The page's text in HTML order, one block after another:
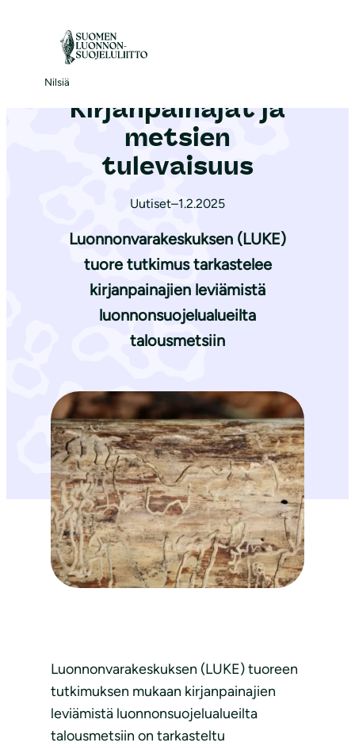
Nilsiä
Etusivu|Ajankohtaista
Kirjanpainajat ja
metsien
tulevaisuus
Uutiset–1.2.2025
Luonnonvarakeskuksen (LUKE)
tuore tutkimus tarkastelee
kirjanpainajien leviämistä
luonnonsuojelualueilta
talousmetsiin
Luonnonvarakeskuksen (LUKE) tuoreen
tutkimuksen mukaan kirjanpainajien
leviämistä luonnonsuojelualueilta
talousmetsiin on tarkasteltu